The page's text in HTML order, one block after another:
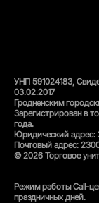
УНП 591024183,
03.02.2017
Гродненским
Зарегистрирован в
года.
Юридический адрес:
Почтовый адрес:
© 2026 Торговое
Режим работы Call-
праздничных дней.